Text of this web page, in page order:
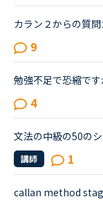
9
4
講師 1